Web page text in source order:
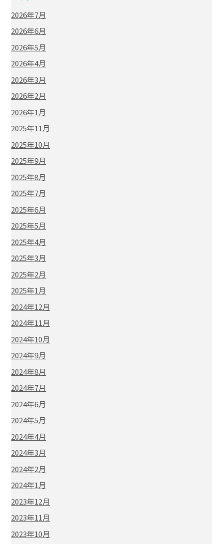
2026年7月
2026年6月
2026年5月
2026年4月
2026年3月
2026年2月
2026年1月
2025年11月
2025年10月
2025年9月
2025年8月
2025年7月
2025年6月
2025年5月
2025年4月
2025年3月
2025年2月
2025年1月
2024年12月
2024年11月
2024年10月
2024年9月
2024年8月
2024年7月
2024年6月
2024年5月
2024年4月
2024年3月
2024年2月
2024年1月
2023年12月
2023年11月
2023年10月